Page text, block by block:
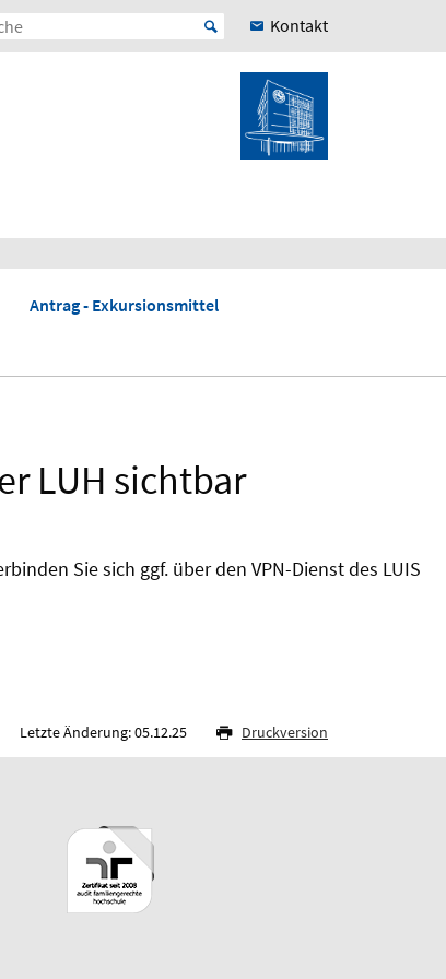
Kontakt
Antrag - Exkursionsmittel
LUH sichtbar
Sie sich ggf. über den VPN-Dienst des LUIS
Letzte Änderung: 05.12.25 Druckversion